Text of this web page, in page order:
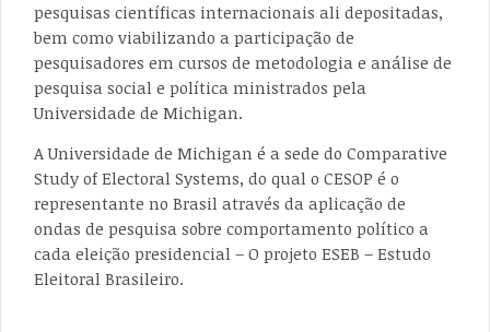
pesquisas científicas internacionais ali depositadas,
bem como viabilizando a participação de
pesquisadores em cursos de metodologia e análise de
pesquisa social e política ministrados pela
Universidade de Michigan.
A Universidade de Michigan é a sede do Comparative
Study of Electoral Systems, do qual o CESOP é o
representante no Brasil através da aplicação de
ondas de pesquisa sobre comportamento político a
cada eleição presidencial – O projeto ESEB – Estudo
Eleitoral Brasileiro.